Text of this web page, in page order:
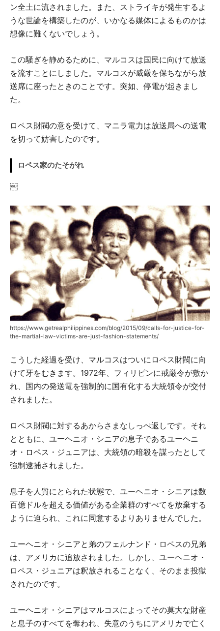
ン全土に流されました。また、ストライキが発生するよ
うな世論を構築したのが、いかなる媒体によるものかは
想像に難くないでしょう。
この騒ぎを静めるために、マルコスは国民に向けて放送
を流すことにしました。マルコスが威厳を保ちながら放
送席に座ったときのことです。突如、停電が起きまし
た。
ロペス財閥の意を受けて、マニラ電力は放送局への送電
を切って妨害したのです。
ロペス家のたそがれ
￼
https://www.getrealphilippines.com/blog/2015/09/calls-for-justice-for-
the-martial-law-victims-are-just-fashion-statements/
こうした経過を受け、マルコスはついにロペス財閥に向
けて牙をむきます。1972年、フィリピンに戒厳令が敷か
れ、国内の発送電を強制的に国有化する大統領令が交付
されました。
ロペス財閥に対するあからさまなしっぺ返しです。それ
とともに、ユーヘニオ・シニアの息子であるユーヘニ
オ・ロペス・ジュニアは、大統領の暗殺を謀ったとして
強制逮捕されました。
息子を人質にとられた状態で、ユーヘニオ・シニアは数
百億ドルを超える価値がある企業群のすべてを放棄する
ように迫られ、これに同意するよりありませんでした。
ユーヘニオ・シニアと弟のフェルナンド・ロペスの兄弟
は、アメリカに追放されました。しかし、ユーヘニオ・
ロペス・ジュニアは釈放されることなく、そのまま投獄
されたのです。
ユーヘニオ・シニアはマルコスによってその莫大な財産
と息子のすべてを奪われ、失意のうちにアメリカで亡く